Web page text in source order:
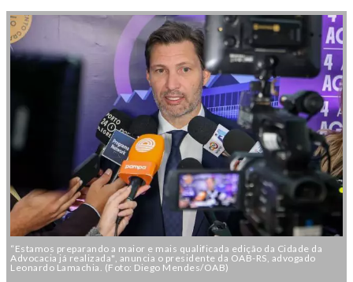
“Estamos preparando a maior e mais qualificada edição da Cidade da
Advocacia já realizada", anuncia o presidente da OAB-RS, advogado
Leonardo Lamachia. (Foto: Diego Mendes/OAB)